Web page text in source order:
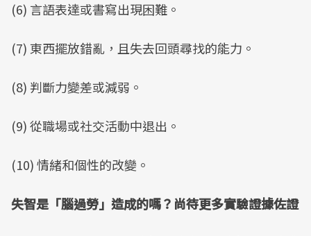
(6) 言語表達或書寫出現困難。
(7) 東西擺放錯亂，且失去回頭尋找的能力。
(8) 判斷力變差或減弱。
(9) 從職場或社交活動中退出。
(10) 情緒和個性的改變。
失智是「腦過勞」造成的嗎？尚待更多實驗證據佐證